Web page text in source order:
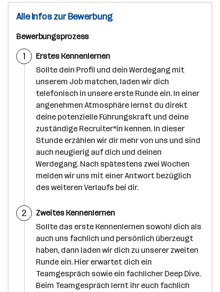
Alle Infos zur Bewerbung
Bewerbungsprozess
S
c
1
Erstes Kennenlernen
Sollte dein Profil und dein Werdegang mit
unserem Job matchen, laden wir dich
telefonisch in unsere erste Runde ein. In einer
angenehmen Atmosphäre lernst du direkt
deine potenzielle Führungskraft und deine
zuständige Recruiter*in kennen. In dieser
Stunde erzählen wir dir mehr von uns und sind
auch neugierig auf dich und deinen
Werdegang. Nach spätestens zwei Wochen
melden wir uns mit einer Antwort bezüglich
des weiteren Verlaufs bei dir.
S
c
2
Zweites Kennenlernen
Sollte das erste Kennenlernen sowohl dich als
auch uns fachlich und persönlich überzeugt
haben, dann laden wir dich zu unserer zweiten
Runde ein. Hier erwartet dich ein
Teamgespräch sowie ein fachlicher Deep Dive.
Beim Teamgespräch lernt ihr euch fachlich